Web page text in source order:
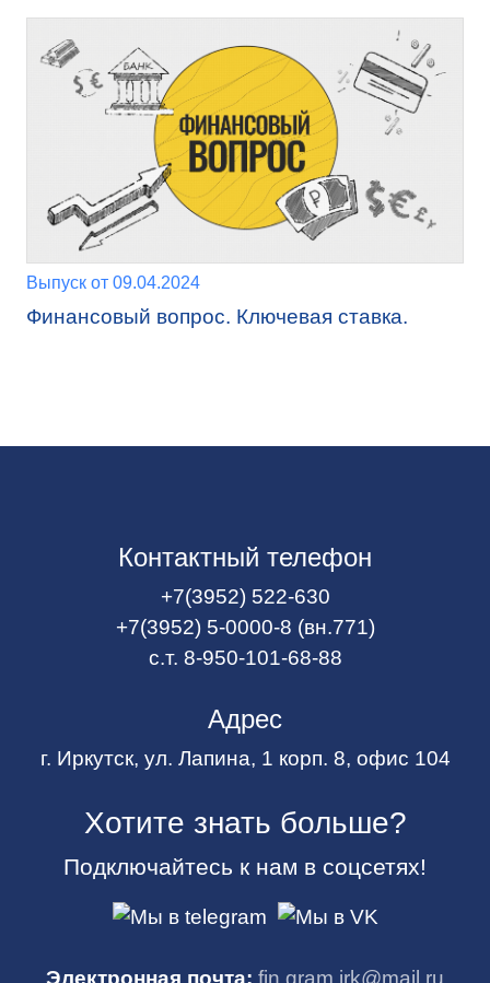
Выпуск от 09.04.2024
Финансовый вопрос. Ключевая ставка.
Контактный телефон
+7(3952) 522-630
+7(3952) 5-0000-8 (вн.771)
с.т. 8-950-101-68-88
Адрес
г. Иркутск, ул. Лапина, 1 корп. 8, офис 104
Хотите знать больше?
Подключайтесь к нам в соцсетях!
Электронная почта: fin.gram.irk@mail.ru